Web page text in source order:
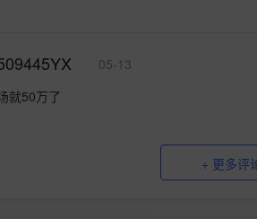
05-13
就50万了
+ 更多评